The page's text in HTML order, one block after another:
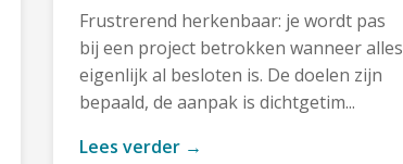
Frustrerend herkenbaar: je wordt pas
bij een project betrokken wanneer alles
eigenlijk al besloten is. De doelen zijn
bepaald, de aanpak is dichtgetim...
Lees verder →